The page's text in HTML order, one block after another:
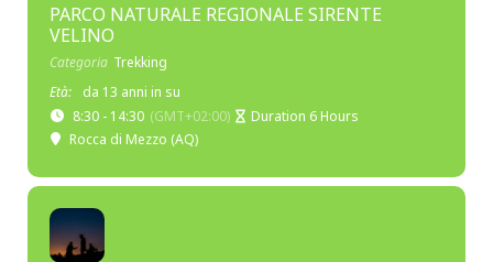
PARCO NATURALE REGIONALE SIRENTE
VELINO
Categoria Trekking
Età:
da 13 anni in su
8:30 - 14:30 (GMT+02:00)
Duration 6 Hours
Rocca di Mezzo (AQ)